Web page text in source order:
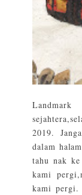
2019.
dalam
tahu nak ke
kami
kami